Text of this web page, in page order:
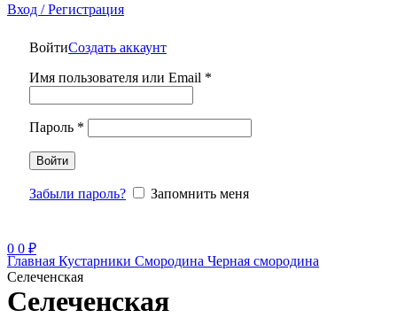
Вход / Регистрация
ВойтиСоздать аккаунт
Имя пользователя или Email *
Пароль *
Войти
Забыли пароль? Запомнить меня
0 0 ₽
Главная Кустарники Смородина Черная смородина
Селеченская
Селеченская